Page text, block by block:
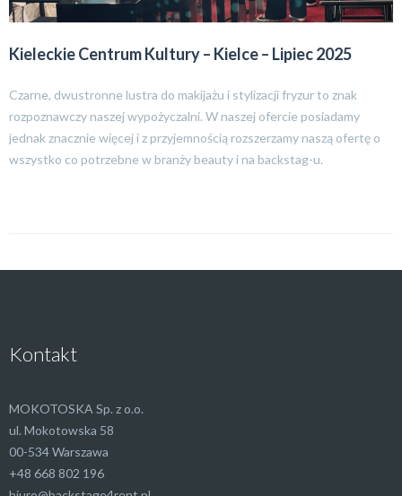
Kieleckie Centrum Kultury – Kielce – Lipiec 2025
Czarne, dwustronne lustra do makijażu i stylizacji fryzur to znak
rozpoznawczy naszej wypożyczalni. W naszej ofercie posiadamy
jednak znacznie więcej i z przyjemnością rozszerzamy naszą ofertę o
wszystko co potrzebne w branży beauty i na backstag-u.
Kontakt
MOKOTOSKA Sp. z o.o.
ul. Mokotowska 58
00-534 Warszawa
+48 668 802 196